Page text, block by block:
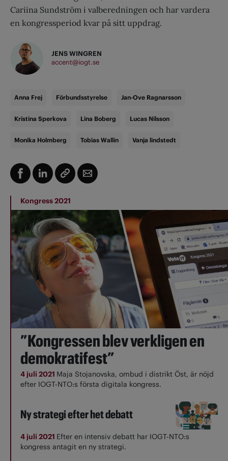
Cariina Sundström i valberedningen och har vardera
en kongressperiod kvar på sitt uppdrag.
JENS WINGREN
accent@iogt.se
Anna Frej Förbundsstyrelse Jan-Ove Ragnarsson
Kristina Sperkova Lina Boberg Lucas Nilsson
Monika Holmberg Tobias Wallin Vanja lindstedt
Kongress 2021
”Kongressen blev verkligen en
demokratifest”
4 juli 2021 Maja Stojanovska, ombud i distrikt Öst, är nöjd
efter IOGT-NTO:s första digitala kongress.
Ny strategi efter het debatt
4 juli 2021 Efter en intensiv debatt har IOGT-NTO:s
kongress antagit en ny strategi.